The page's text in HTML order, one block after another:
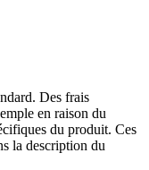
Des frais
en raison du
du produit. Ces
la description du